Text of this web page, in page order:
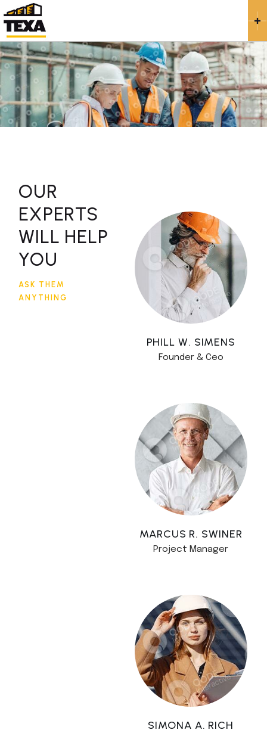
OUR
EXPERTS
WILL HELP
YOU
ASK THEM
ANYTHING
PHILL W. SIMENS
Founder & Ceo
MARCUS R. SWINER
Project Manager
SIMONA A. RICH